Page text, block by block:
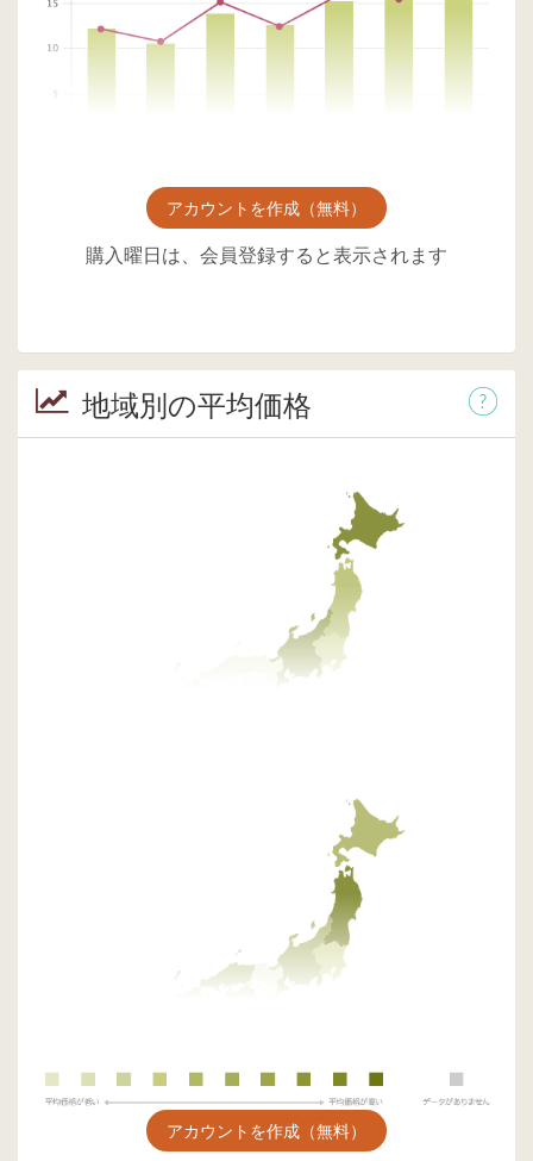
アカウントを作成（無料）
購入曜日は、会員登録すると表示されます
地域別の平均価格
アカウントを作成（無料）